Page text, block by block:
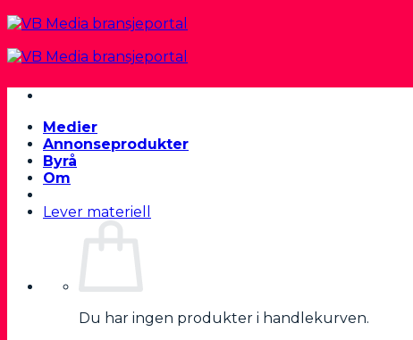
Skip
to
content
Medier
Annonseprodukter
Byrå
Om
Lever materiell
Du har ingen produkter i handlekurven.